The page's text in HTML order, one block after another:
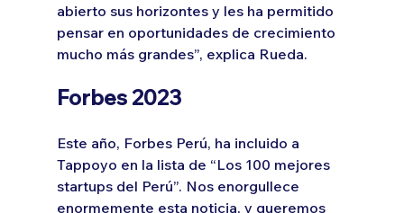
abierto sus horizontes y les ha permitido
pensar en oportunidades de crecimiento
mucho más grandes”, explica Rueda.
Forbes 2023
Este año, Forbes Perú, ha incluido a
Tappoyo en la lista de “Los 100 mejores
startups del Perú”. Nos enorgullece
enormemente esta noticia, y queremos